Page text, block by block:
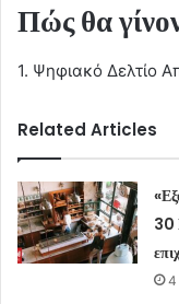
Πώς θα
1. Ψηφιακό Δελτίο
Related Articles
30
4